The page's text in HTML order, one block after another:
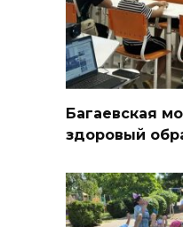
Багаевская
здоровый